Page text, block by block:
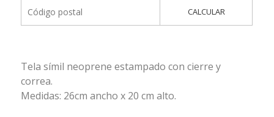
CALCULAR
Tela símil neoprene estampado con cierre y
correa.
Medidas: 26cm ancho x 20 cm alto.